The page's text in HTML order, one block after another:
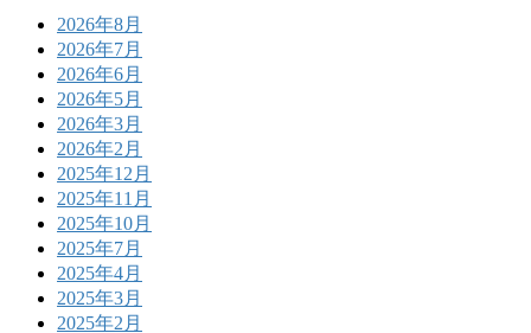
2026年8月
2026年7月
2026年6月
2026年5月
2026年3月
2026年2月
2025年12月
2025年11月
2025年10月
2025年7月
2025年4月
2025年3月
2025年2月